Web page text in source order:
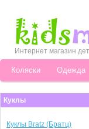
Интернет магазин
Коляски Одежда
Куклы
Куклы Bratz (Брaтц)